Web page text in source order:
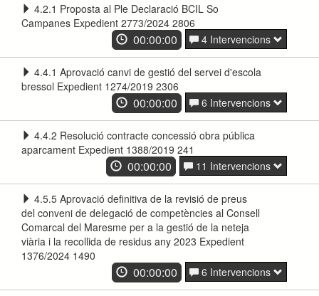
4.2.1 Proposta al Ple Declaració BCIL So
Campanes Expedient 2773/2024 2806
00:00:00 4 Intervencions
4.4.1 Aprovació canvi de gestió del servei d'escola
bressol Expedient 1274/2019 2306
00:00:00 6 Intervencions
4.4.2 Resolució contracte concessió obra pública
aparcament Expedient 1388/2019 241
00:00:00 11 Intervencions
4.5.5 Aprovació definitiva de la revisió de preus
del conveni de delegació de competències al Consell
Comarcal del Maresme per a la gestió de la neteja
viària i la recollida de residus any 2023 Expedient
1376/2024 1490
00:00:00 6 Intervencions